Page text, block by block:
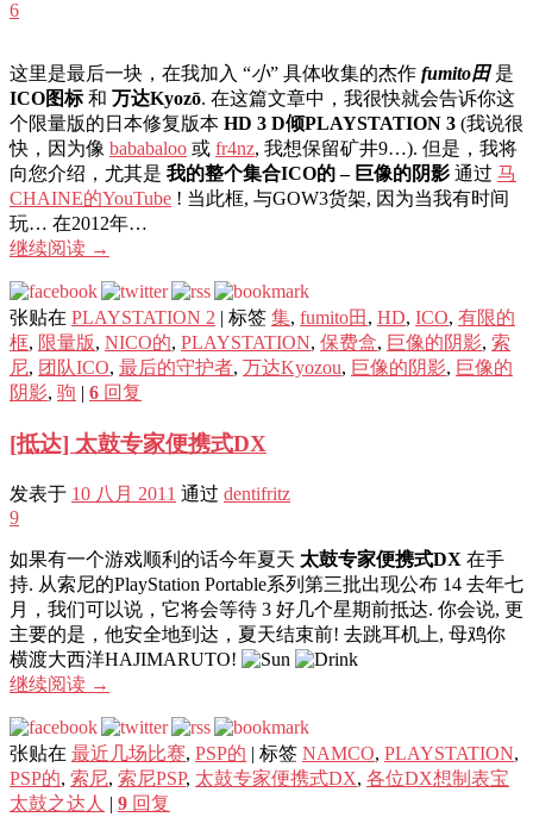
6
这里是最后一块，在我加入 “小” 具体收集的杰作 fumito田是
ICO图标和 万达Kyozō. 在这篇文章中，我很快就会告诉你这
个限量版的日本修复版本 HD 3 D​​倾PLAYSTATION 3 (我说很
快，因为像 bababaloo 或 fr4nz, 我想保留矿井9…). 但是，我将
向您介绍，尤其是 我的整个集合ICO的 – 巨像的阴影 通过 马
CHAIN​​E的YouTube ! 当此框, 与GOW3货架, 因为当我有时间
玩… 在2012年…
继续阅读 →
张贴在 PLAYSTATION 2 | 标签 集, fumito田 , HD, ICO, 有限的
框, 限量版, NICO的, PLAYSTATION, 保费盒, 巨像的阴影, 索
尼, 团队ICO, 最后的守护者, 万达Kyozou, 巨像的阴影, 巨像的
阴影, 驹 | 6 回复
[抵达] 太鼓专家便携式DX
发表于 10 八月 2011 通过 dentifritz
9
如果有一个游戏顺利的话今年夏天 太鼓专家便携式DX 在手
持. 从索尼的PlayStation Portable系列第三批出现公布 14 去年七
月，我们可以说，它将会等待 3 好几个星期前抵达. 你会说, 更
主要的是，他安全地到达，夏天结束前! 去跳耳机上, 母鸡你
横渡大西洋HAJIMARUTO!
继续阅读 →
张贴在 最近几场比赛, PSP的 | 标签 NAMCO, PLAYSTATION,
PSP的, 索尼, 索尼PSP, 太鼓专家便携式DX, 各位DX想制表宝
太鼓之达人 | 9 回复